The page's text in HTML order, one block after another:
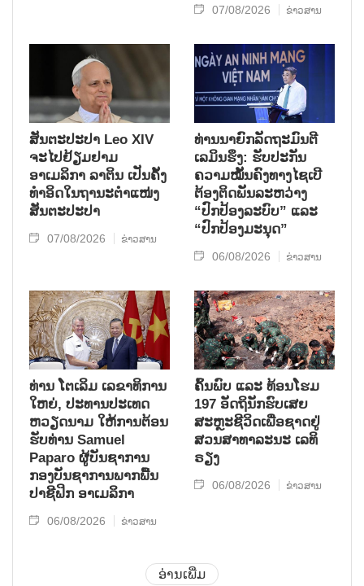
07/08/2026 ຂ່າວສານ
ສັນຕະປະປາ Leo XIV
ຈະໄປຢ້ຽມຢາມ
ອາເມລິກາ ລາຕິນ ເປັນຄັ້ງ
ທຳອິດໃນຖານະຕຳແໜ່ງ
ສັນຕະປະປາ
07/08/2026 ຂ່າວສານ
ທ່ານນາຍົກລັດຖະມົນຕີ
ເລມິນຮຶງ: ຮັບປະກັນ
ຄວາມໝັ້ນຄົງທາງໄຊເບີ
ຕ້ອງຕິດພັນລະຫວ່າງ
“ປົກປ້ອງລະບົບ” ແລະ
“ປົກປ້ອງມະນຸດ”
06/08/2026 ຂ່າວສານ
ທ່ານ ໂຕ​ເລິມ ເລ​ຂາ​ທິ​ການ​
ໃຫຍ່, ປະ​ທານ​ປະ​ເທດ ​
ຫວຽດ​ນາມ ໃຫ້​ການ​ຕ້ອນ​
ຮັບ​ທ່ານ Samuel
Paparo ຜູ້​ບັນ​ຊາ​ການ
ກອງ​ບັນ​ຊາ​ການພາກ​ພື້ນ​
ປາ​ຊີ​ຟິກ ອາ​ເມ​ລິ​ກາ
06/08/2026 ຂ່າວສານ
ຄົ້ນ​ພົບ ແລະ ທ້ອນ​ໂຮມ
197 ອັດ​ຖິ​ນັກ​ຮົບ​ເສຍ​
ສະຫຼະ​ຊີ​ວິດ​ເພື່ອ​ຊາດ​ຢູ່​
ສວນ​ສາ​ທາ​ລະ​ນະ ເລ​ທິ​
ຣຽງ
06/08/2026 ຂ່າວສານ
ອ່ານເພີ່ມ